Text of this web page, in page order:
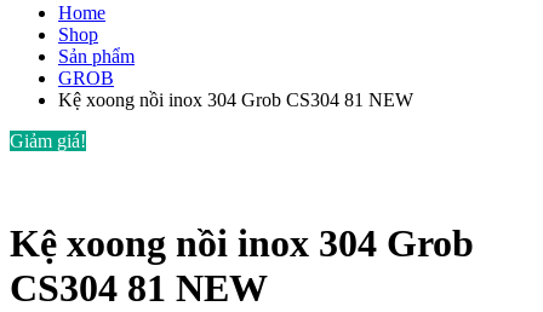
Home
Shop
Sản phẩm
GROB
Kệ xoong nồi inox 304 Grob CS304 81 NEW
Giảm giá!
Kệ xoong nồi inox 304 Grob
CS304 81 NEW